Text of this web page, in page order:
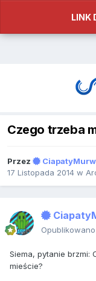
LINK
Czego trzeba
Przez
17 Listopada 2014 w
Opublikowano
Siema, pytanie brzmi:
mieście?